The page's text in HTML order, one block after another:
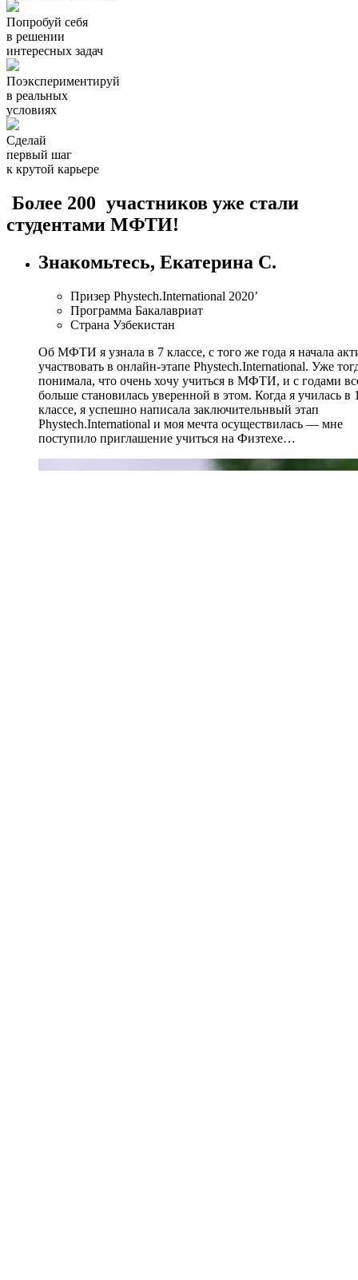
Попробуй себя
в решении
интересных задач
Поэкспериментируй
в реальных
условиях
Сделай
первый шаг
к крутой карьере
Более 200 участников уже стали
студентами МФТИ!
Знакомьтесь, Екатерина С.
Призер Phystech.International 2020’
Программа Бакалавриат
Страна Узбекистан
Об МФТИ я узнала в 7 классе, с того же года я начала
участвовать в онлайн-этапе Phystech.International. Уже
понимала, что очень хочу учиться в МФТИ, и с годами
больше становилась уверенной в этом. Когда я училась в
классе, я успешно написала заключительнвый этап
Phystech.International и моя мечта осуществилась — мне
поступило приглашение учиться на Физтехе…